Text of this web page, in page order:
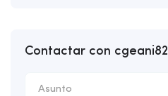
Contactar con cgeani82